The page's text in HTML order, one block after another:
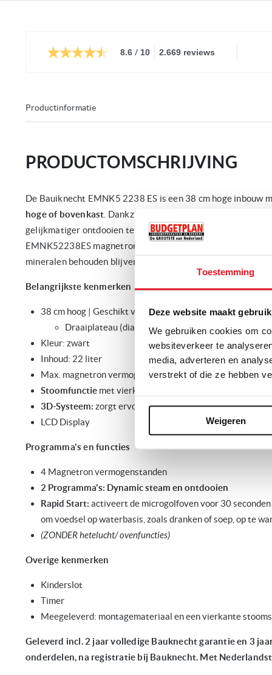
Toestemming
Deze website maakt
We gebruiken cookies om
websiteverkeer te
media, adverteren en
verstrekt of die ze hebben
Weigeren
8.6 / 10 2.669 reviews
Productinformatie
PRODUCTOMSCHRIJVING
De Bauiknecht EMNK5 2238 ES is een 38 cm hoge inbouw
hoge of bovenkast . Dankzij de Rapid Defrost kunt u uw
gelijkmatiger ontdooien terwijl u een perfecte
EMNK52238ES magnetron beschikt over een stoomfunctie
mineralen behouden blijven (middels een vierkante
Belangrijkste kenmerken
38 cm hoog | Geschikt voor inbouw inhoge kast of
Draaiplateau (diameter: 250 mm)
Kleur: zwart
Inhoud: 22 liter
Max. magnetron vermogen: 750 Watt
Stoomfunctie met vierkante stoomschaal
3D-Systeem: zorgt ervoor dat uw gerechten gelijkmatig
LCD Display
Programma's en functies
4 Magnetron vermogenstanden
2 Programma's: Dynamic steam en ontdooien
Rapid Start: activeert de microgolfoven voor 30
om voedsel op waterbasis, zoals dranken of soep, op te
(ZONDER hetelucht/ ovenfuncties)
Overige kenmerken
Kinderslot
Timer
Meegeleverd: montagemateriaal en een vierkante
Geleverd incl. 2 jaar volledige Bauknecht garantie en 3
onderdelen, na registratie bij Bauknecht. Met